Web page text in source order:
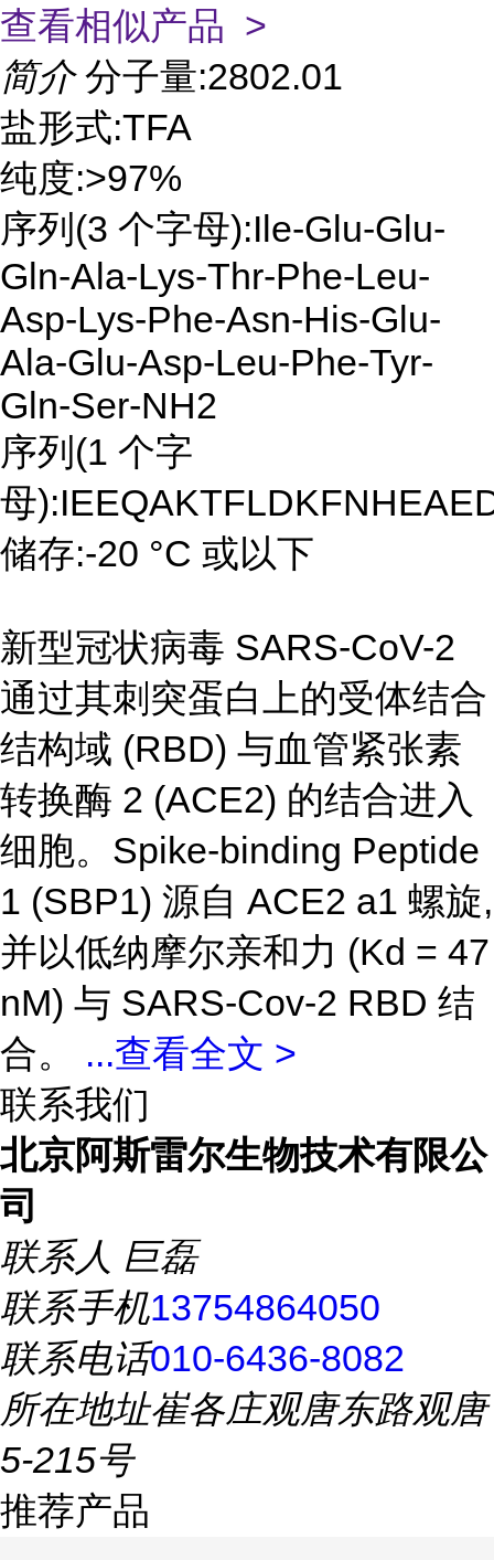
查看相似产品 >
简介 分子量:2802.01
盐形式:TFA
纯度:>97%
序列(3 个字母):Ile-Glu-Glu-
Gln-Ala-Lys-Thr-Phe-Leu-
Asp-Lys-Phe-Asn-His-Glu-
Ala-Glu-Asp-Leu-Phe-Tyr-
Gln-Ser-NH2
序列(1 个字
母
储存:-20 °C 或以下
新型冠状病毒 SARS-CoV-2
通过其刺突蛋白上的受体结合
结构域 (RBD) 与血管紧张素
转换酶 2 (ACE2) 的结合进入
细胞。Spike-binding Peptide
1 (SBP1) 源自 ACE2 a1 螺旋,
并以低纳摩尔亲和力 (Kd = 47
nM) 与 SARS-Cov-2 RBD 结
合。 ...查看全文 >
联系我们
北京阿斯雷尔生物技术有限公
司
联系人 巨磊
联系手机13754864050
联系电话010-6436-8082
所在地址崔各庄观唐东路观唐
5-215号
推荐产品